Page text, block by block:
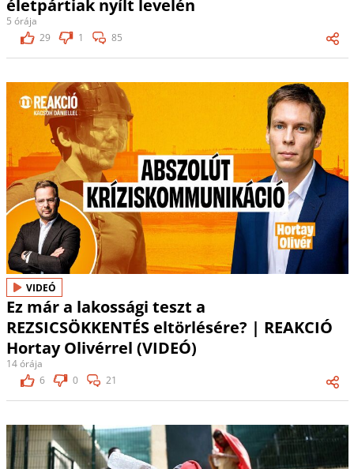
életpártiak nyílt levelén
5 órája
29
1 85
VIDEÓ
Ez már a lakossági teszt a
REZSICSÖKKENTÉS eltörlésére? | REAKCIÓ
Hortay Olivérrel (VIDEÓ)
14 órája
6
0 21